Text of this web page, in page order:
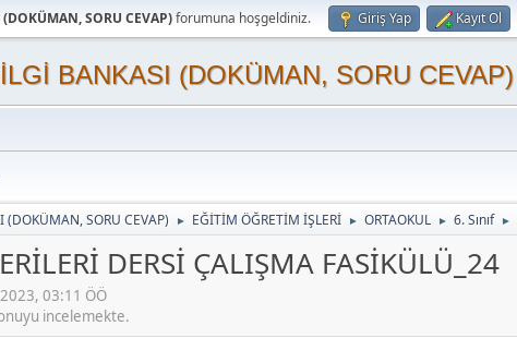
SORU CEVAP)forumuna hoşgeldiniz. Giriş Yap Kayıt Ol
BANKASI (DOKÜMAN, SORU CEVAP)
SORU CEVAP) ► EĞİTİM ÖĞRETİM İŞLERİ ► ORTAOKUL ► 6. Sınıf ►
DERSİ ÇALIŞMA FASİKÜLÜ_24
03:11 ÖÖ
incelemekte.